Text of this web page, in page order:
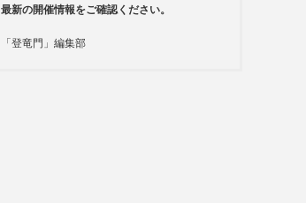
最新の開催情報をご確認ください。
「登竜門」編集部